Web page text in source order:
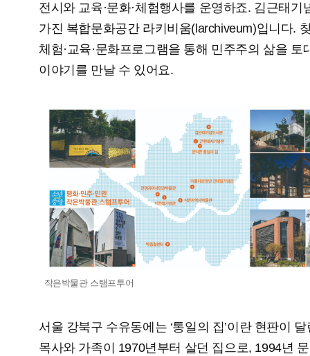
전시와 교육·문화·체험행사를 운영하죠. 김근태
가진 복합문화공간 라키비움(larchiveum)입니다.
체험·교육·문화프로그램을 통해 민주주의 삶을 토
이야기를 만날 수 있어요.
작은박물관 스탬프투어
서울 강북구 수유동에는 ‘통일의 집’이란 현판이
목사와 가족이 1970년부터 살던 집으로, 1994년